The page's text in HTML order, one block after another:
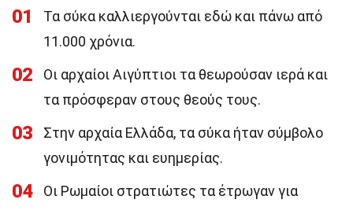
01
Τα σύκα καλλιεργούνται εδώ και πάνω από
11.000 χρόνια.
02
Οι αρχαίοι Αιγύπτιοι τα θεωρούσαν ιερά και
τα πρόσφεραν στους θεούς τους.
03
Στην αρχαία Ελλάδα, τα σύκα ήταν σύμβολο
γονιμότητας και ευημερίας.
04
Οι Ρωμαίοι στρατιώτες τα έτρωγαν για